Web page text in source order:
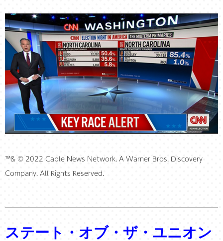
™& © 2022 Cable News Network. A Warner Bros. Discovery
Company. All Rights Reserved.
ステート・オブ・ザ・ユニオン